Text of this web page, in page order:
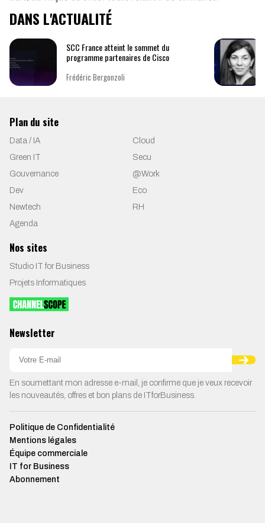
DANS L'ACTUALITÉ
SCC France atteint le sommet du
programme partenaires de Cisco
Frédéric Bergonzoli
Plan du site
Data / IA
Cloud
Green IT
Secu
Gouvernance
@Work
Dev
Eco
Newtech
RH
Agenda
Nos sites
Studio IT for Business
Projets Informatiques
Newsletter
En soumettant mon adresse e-mail, je confirme que je veux recevoir
les nouveautés, offres et bon plans de ITforBusiness.
Politique de Confidentialité
Mentions légales
Équipe commerciale
IT for Business
Abonnement